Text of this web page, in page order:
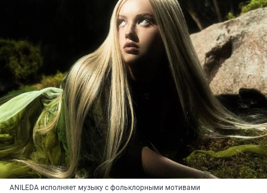
ANILEDA исполняет музыку с фольклорными мотивами